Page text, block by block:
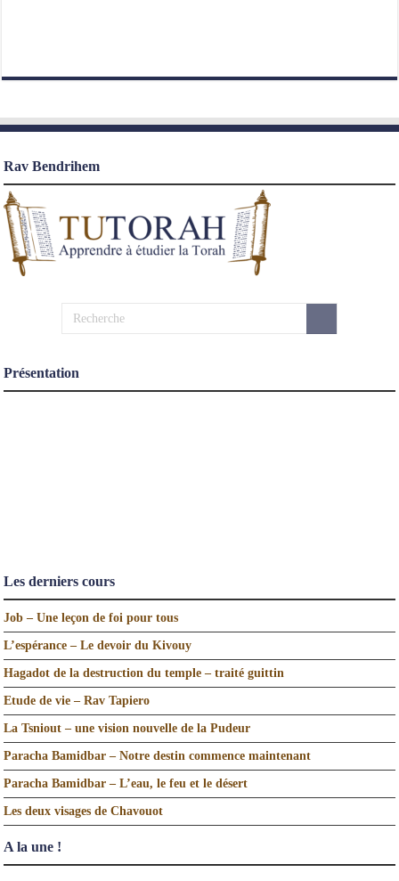
Rav Bendrihem
Présentation
Les derniers cours
Job – Une leçon de foi pour tous
L’espérance – Le devoir du Kivouy
Hagadot de la destruction du temple – traité guittin
Etude de vie – Rav Tapiero
La Tsniout – une vision nouvelle de la Pudeur
Paracha Bamidbar – Notre destin commence maintenant
Paracha Bamidbar – L’eau, le feu et le désert
Les deux visages de Chavouot
A la une !